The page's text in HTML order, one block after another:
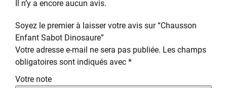
Il n’y a encore aucun avis.
Soyez le premier à laisser votre avis sur “Chausson
Enfant Sabot Dinosaure”
Votre adresse e-mail ne sera pas publiée. Les champs
obligatoires sont indiqués avec *
Votre note